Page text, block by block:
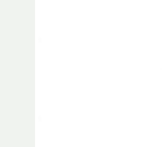
餐厅的装饰效果和客厅非常一
见，有几套美国式餐桌和吊灯
使用浴室窗帘进行干燥分离的